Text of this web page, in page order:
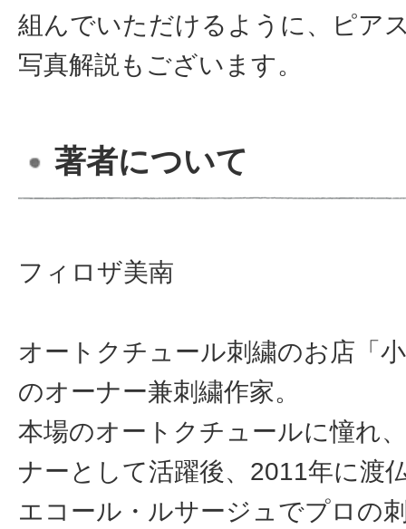
組んでいただけるように、ピア
写真解説もございます。
著者について
フィロザ美南
オートクチュール刺繍のお店「
のオーナー兼刺繍作家。
本場のオートクチュールに憧れ
ナーとして活躍後、2011年に渡
エコール・ルサージュでプロの